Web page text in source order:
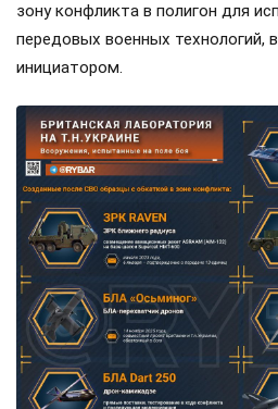
зону конфликта в полигон для
передовых военных технологий,
инициатором.